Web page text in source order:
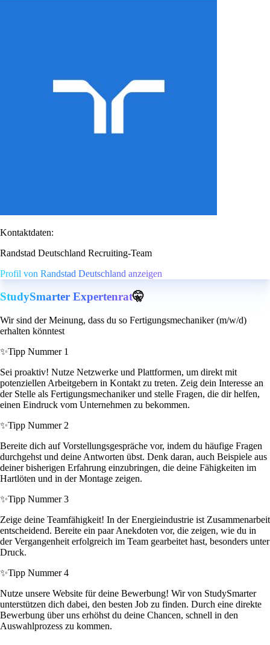
Kontaktdaten:
Randstad Deutschland Recruiting-Team
Profil von Randstad Deutschland anzeigen
StudySmarter Expertenrat🤫
Wir sind der Meinung, dass du so Fertigungsmechaniker (m/w/d)
erhalten könntest
✨Tipp Nummer 1
Sei proaktiv! Nutze Netzwerke und Plattformen, um direkt mit
potenziellen Arbeitgebern in Kontakt zu treten. Zeig dein Interesse an
der Stelle als Fertigungsmechaniker und stelle Fragen, die dir helfen,
einen Eindruck vom Unternehmen zu bekommen.
✨Tipp Nummer 2
Bereite dich auf Vorstellungsgespräche vor, indem du häufige Fragen
durchgehst und deine Antworten übst. Denk daran, auch Beispiele aus
deiner bisherigen Erfahrung einzubringen, die deine Fähigkeiten im
Hartlöten und in der Montage zeigen.
✨Tipp Nummer 3
Zeige deine Teamfähigkeit! In der Energieindustrie ist Zusammenarbeit
entscheidend. Bereite ein paar Anekdoten vor, die zeigen, wie du in
der Vergangenheit erfolgreich im Team gearbeitet hast, besonders unter
Druck.
✨Tipp Nummer 4
Nutze unsere Website für deine Bewerbung! Wir von StudySmarter
unterstützen dich dabei, den besten Job zu finden. Durch eine direkte
Bewerbung über uns erhöhst du deine Chancen, schnell in den
Auswahlprozess zu kommen.